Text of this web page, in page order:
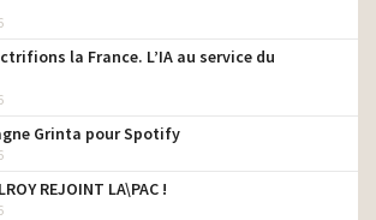
la France. L’IA au service du
Grinta pour Spotify
REJOINT LA\PAC !